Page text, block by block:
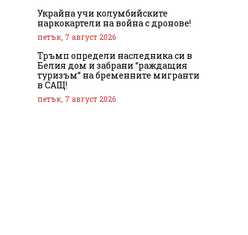
Украйна учи колумбийските
наркокартели на война с дронове!
петък, 7 август 2026
Тръмп определи наследника си в
Белия дом и забрани “раждащия
туризъм” на бременните мигранти
в САЩ!
петък, 7 август 2026